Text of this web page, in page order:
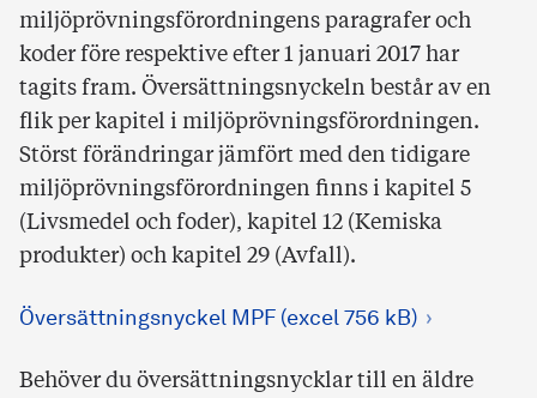
miljöprövningsförordningens paragrafer och
koder före respektive efter 1 januari 2017 har
tagits fram. Översättningsnyckeln består av en
flik per kapitel i miljöprövningsförordningen.
Störst förändringar jämfört med den tidigare
miljöprövningsförordningen finns i kapitel 5
(Livsmedel och foder), kapitel 12 (Kemiska
produkter) och kapitel 29 (Avfall).
Översättningsnyckel MPF (excel 756 kB)
Behöver du översättningsnycklar till en äldre